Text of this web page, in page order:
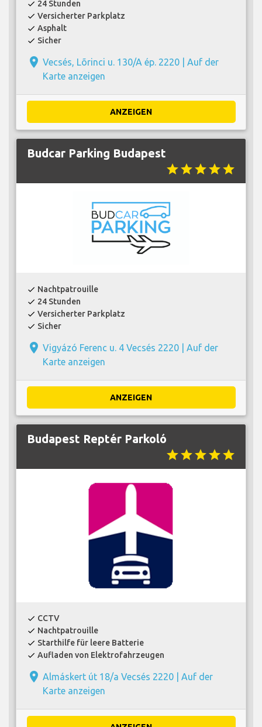
check 24 Stunden
check Versicherter Parkplatz
check Asphalt
check Sicher
place Vecsés, Lõrinci u. 130/A ép. 2220 | Auf der
Karte anzeigen
ANZEIGEN
Budcar Parking Budapest
starstarstarstarstar
check Nachtpatrouille
check 24 Stunden
check Versicherter Parkplatz
check Sicher
place Vigyázó Ferenc u. 4 Vecsés 2220 | Auf der
Karte anzeigen
ANZEIGEN
Budapest Reptér Parkoló
starstarstarstarstar
check CCTV
check Nachtpatrouille
check Starthilfe für leere Batterie
check Aufladen von Elektrofahrzeugen
place Almáskert út 18/a Vecsés 2220 | Auf der
Karte anzeigen